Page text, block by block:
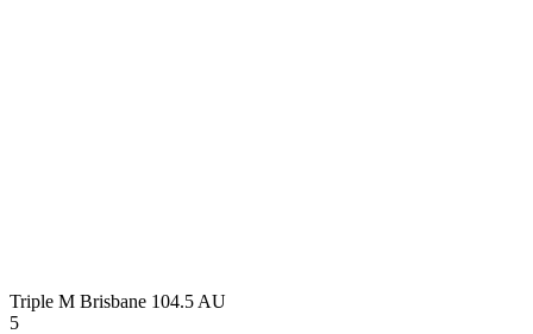
Triple M Brisbane 104.5 AU
5